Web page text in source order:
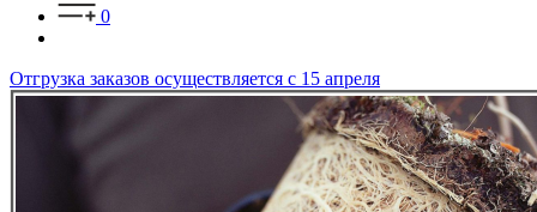
0
Отгрузка заказов осуществляется с 15 апреля